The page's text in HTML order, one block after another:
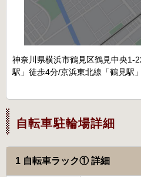
神奈川県横浜市鶴見区鶴見中央1-
駅」徒歩4分/京浜東北線「鶴見駅
自転車駐輪場詳細
1 自転車ラック① 詳細